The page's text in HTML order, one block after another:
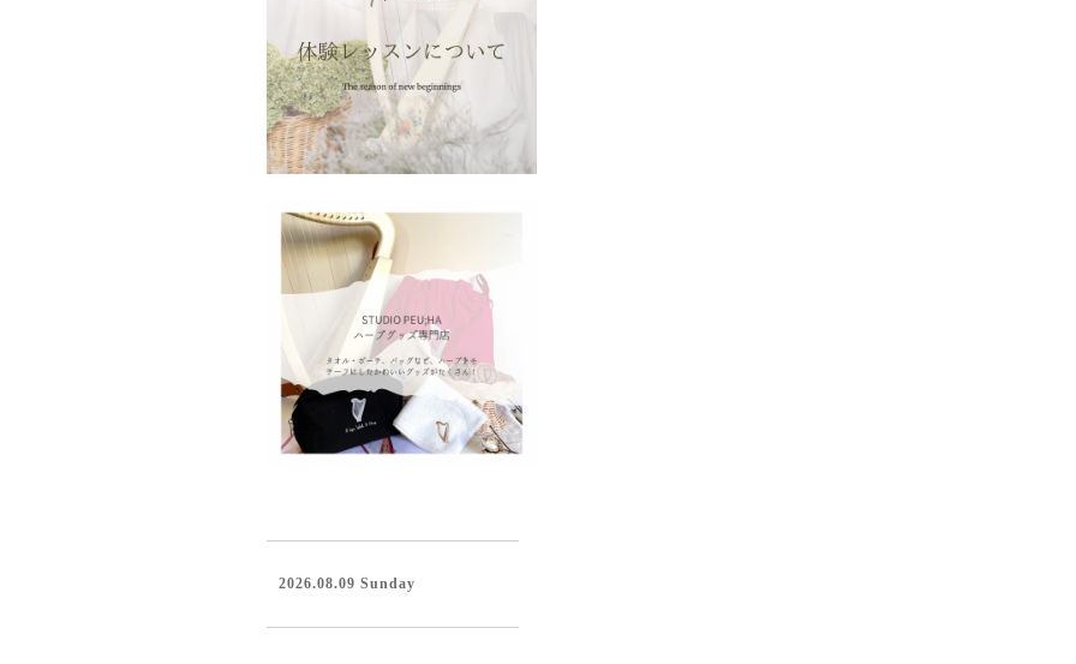
2026.08.09 Sunday